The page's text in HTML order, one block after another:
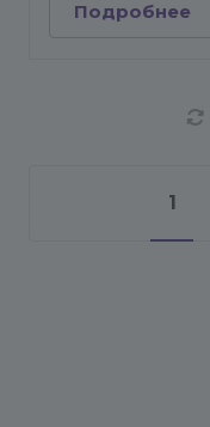
Подробнее
1